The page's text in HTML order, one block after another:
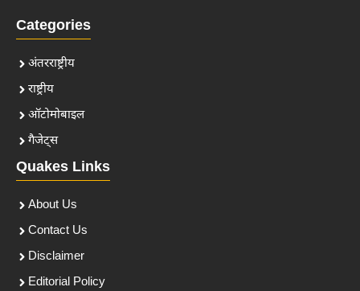
Categories
अंतरराष्ट्रीय
राष्ट्रीय
ऑटोमोबाइल
गैजेट्स
Quakes Links
About Us
Contact Us
Disclaimer
Editorial Policy